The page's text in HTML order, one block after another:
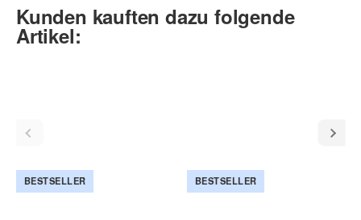
Kunden kauften dazu folgende
Artikel:
BESTSELLER BESTSELLER